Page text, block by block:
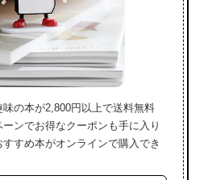
の本が2,800円以上で送料無料
ンでお得なクーポンも手に入り
すめ本がオンラインで購入でき